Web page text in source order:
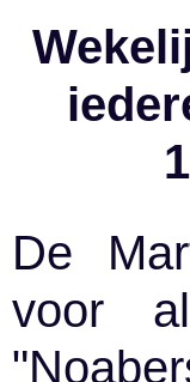
De
voor